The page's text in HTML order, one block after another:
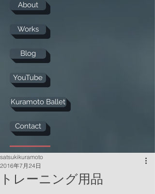
About
Works
Blog
YouTube
Kuramoto Ballet
Contact
トレーニング用品
satsukikuramoto
2016年7月24日